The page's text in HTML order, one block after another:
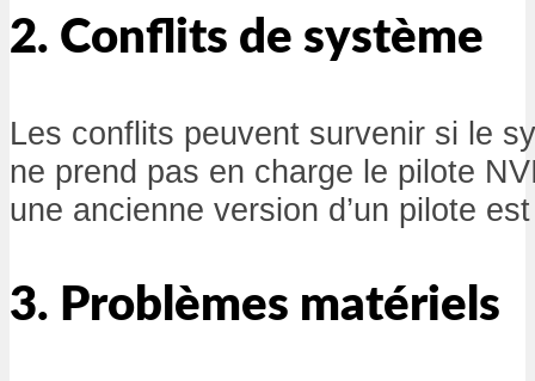
2. Conflits de système
Les conflits peuvent survenir si le
ne prend pas en charge le pilote
une ancienne version d’un pilote
3. Problèmes matériels